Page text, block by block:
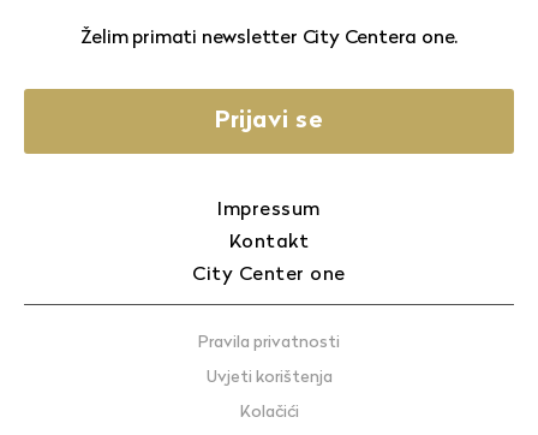
Želim primati newsletter City Centera one.
Prijavi se
Impressum
Kontakt
City Center one
Pravila privatnosti
Uvjeti korištenja
Kolačići